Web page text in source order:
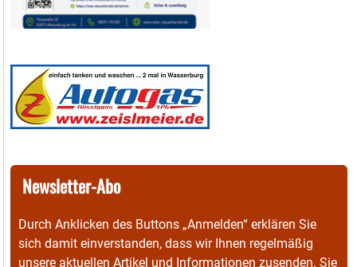
Newsletter-Abo
Durch Anklicken des Buttons „Anmelden“ erklären Sie
sich damit einverstanden, dass wir Ihnen regelmäßig
unsere aktuellen Artikel und Informationen zusenden. Sie